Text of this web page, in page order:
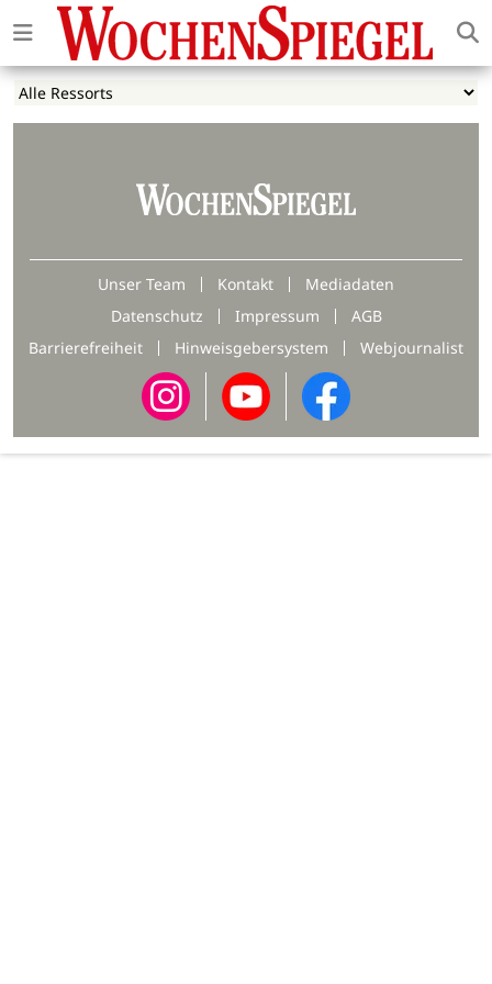
Unser Team Kontakt
Mediadaten
Datenschutz
Impressum
AGB
Barrierefreiheit
Hinweisgebersystem Webjournalist